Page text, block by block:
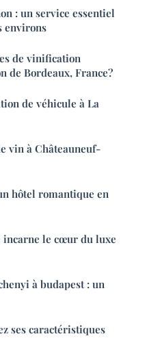
: un service essentiel
environs
de vinification
de Bordeaux, France?
de véhicule à La
vin à Châteauneuf-
hôtel romantique en
incarne le cœur du luxe
à budapest : un
ses caractéristiques